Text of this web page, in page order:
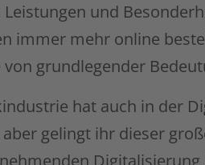
Leistungen und
immer mehr online
von grundlegender
hat auch in der
gelingt ihr dieser